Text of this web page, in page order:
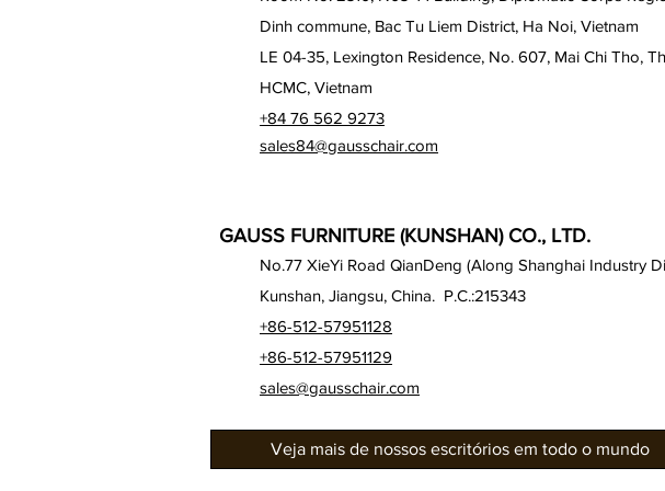
Dinh commune, Bac Tu Liem District, Ha Noi, Vietnam
LE 04-35, Lexington Residence, No. 607, Mai Chi Tho,
HCMC, Vietnam
+84 76 562 9273
sales84@gausschair.com
GAUSS FURNITURE (KUNSHAN) CO., LTD.
No.77 XieYi Road QianDeng (Along Shanghai Industry
Kunshan, Jiangsu, China. P.C.:215343
+86-512-57951128
+86-512-57951129
sales@gausschair.com
Veja mais de nossos escritórios em todo o mundo